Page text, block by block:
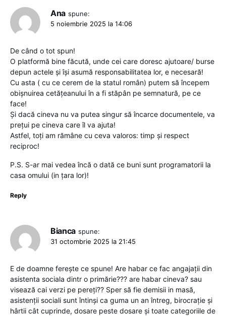
Ana spune:
5 noiembrie 2025 la 14:06
De când o tot spun!
O platformă bine făcută, unde cei care doresc ajutoare/ burse
depun actele și își asumă responsabilitatea lor, e necesară!
Cu asta ( cu ce cerem de la statul român) putem să începem
obișnuirea cetățeanului în a fi stăpân pe semnatură, pe ce
face!
Și dacă cineva nu va putea singur să încarce documentele, va
prețui pe cineva care îl va ajuta!
Astfel, toți am rămâne cu ceva valoros: timp și respect
reciproc!
P.S. S-ar mai vedea încă o dată ce buni sunt programatorii la
casa omului (in țara lor)!
Reply
Bianca spune:
31 octombrie 2025 la 21:45
E de doamne ferește ce spune! Are habar ce fac angajații din
asistenta sociala dintr o primărie??? are habar cineva? sau
visează cai verzi pe pereți?? Sper să fie demisii in masă,
asistenții sociali sunt întinși ca guma un an întreg, birocrație și
hârtii cât cuprinde, dosare peste dosare și toate categoriile de